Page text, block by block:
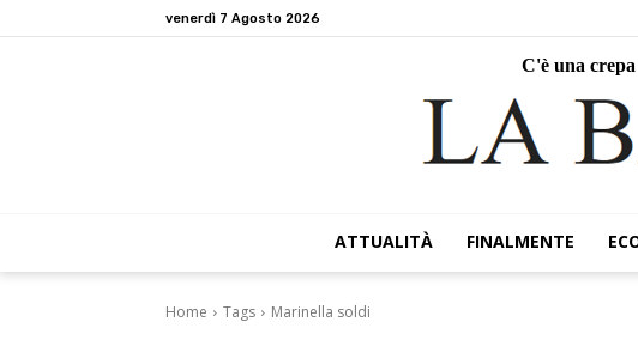
venerdì 7 Agosto 2026
C'è una
ATTUALITÀ FINALMENTE
Home Tags Marinella soldi